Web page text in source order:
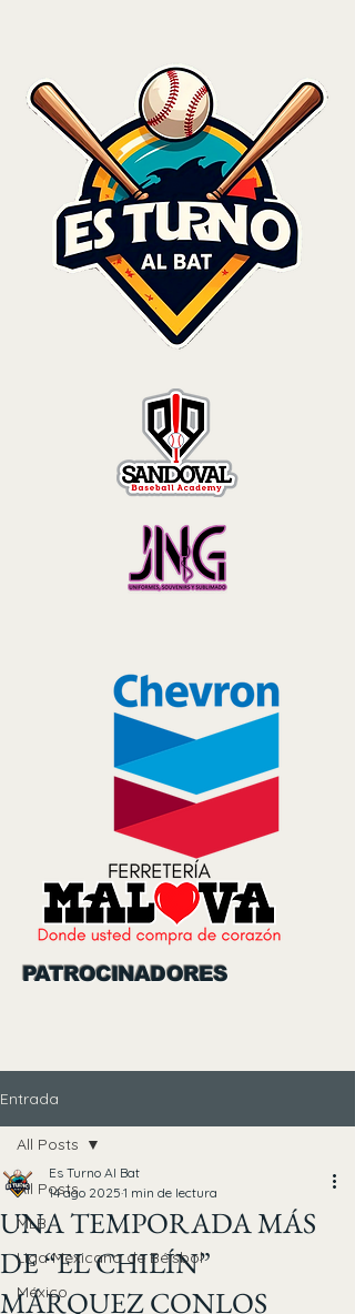
PATROCINADORES
Entrada
All Posts
MLB
Liga Mexicana de Béisbol
México
All Posts
UNA TEMPORADA MÁS
DE “EL CHILÍN”
MÁRQUEZ CONLOS
Es Turno Al Bat
14 ago 2025 1 min de lectura